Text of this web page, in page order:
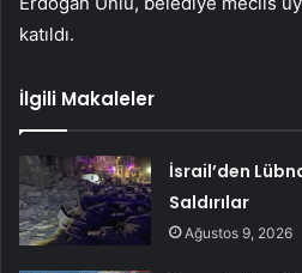
katıldı.
İlgili Makaleler
İsrail’den
Saldırılar
Ağustos 9, 2026